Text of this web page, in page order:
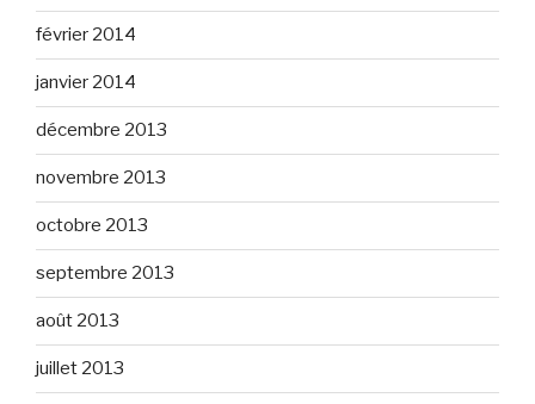
février 2014
janvier 2014
décembre 2013
novembre 2013
octobre 2013
septembre 2013
août 2013
juillet 2013